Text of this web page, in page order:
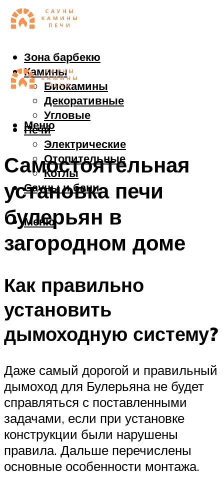
Зона барбекю
Камины
Биокамины
Декоративные
Угловые
Печи
Электрические
Отопительные
Котлы
Сауны и бани
Меню
Меню
Самостоятельная
установка печи
булерьян в
загородном доме
Как правильно
установить
дымоходную систему?
Даже самый дорогой и правильный
дымоход для Булерьяна не будет
справляться с поставленными
задачами, если при установке
конструкции были нарушены
правила. Дальше перечислены
основные особенности монтажа.